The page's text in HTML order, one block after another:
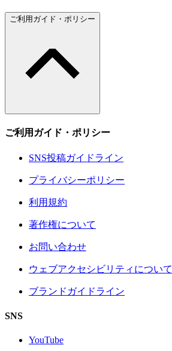
ご利用ガイド・ポリシー
ご利用ガイド・ポリシー
SNS投稿ガイドライン
プライバシーポリシー
利用規約
著作権について
お問い合わせ
ウェブアクセシビリティについて
ブランドガイドライン
SNS
YouTube